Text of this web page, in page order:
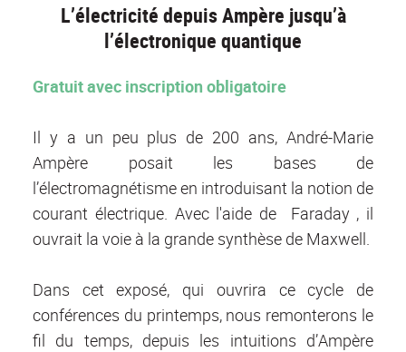
L’électricité depuis Ampère jusqu’à
l’électronique quantique
Gratuit avec inscription obligatoire
Il y a un peu plus de 200 ans, André-Marie
Ampère posait les bases de
l’électromagnétisme en introduisant la notion de
courant électrique. Avec l'aide de Faraday , il
ouvrait la voie à la grande synthèse de Maxwell.
Dans cet exposé, qui ouvrira ce cycle de
conférences du printemps, nous remonterons le
fil du temps, depuis les intuitions d’Ampère